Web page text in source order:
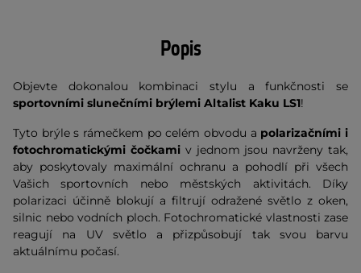
Popis
Objevte dokonalou kombinaci stylu a funkčnosti se
sportovními slunečními brýlemi Altalist Kaku LS1!
Tyto brýle s rámečkem po celém obvodu a polarizačními i
fotochromatickými čočkamiv jednom jsou navrženy tak,
aby poskytovaly maximální ochranu a pohodlí při všech
Vašich sportovních nebo městských aktivitách. Díky
polarizaci účinně blokují a filtrují odražené světlo z oken,
silnic nebo vodních ploch. Fotochromatické vlastnosti zase
reagují na UV světlo a přizpůsobují tak svou barvu
aktuálnímu počasí.